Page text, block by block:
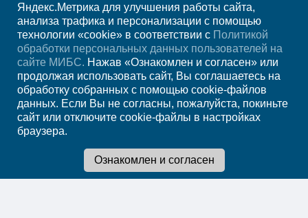
+7 (861) 200-83-22
ежедн. 8.00-00.00
РегионКраснодар
Записаться на
прием
Яндекс.Метрика для улучшения работы сайта,
анализа трафика и персонализации с помощью
технологии «cookie» в соответствии с Политикой
обработки персональных данных пользователей на
сайте МИБС. Нажав «Ознакомлен и согласен» или
продолжая использовать сайт, Вы соглашаетесь на
обработку собранных с помощью cookie-файлов
данных. Если Вы не согласны, пожалуйста, покиньте
сайт или отключите cookie-файлы в настройках
браузера.